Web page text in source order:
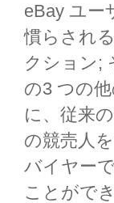
eBay ユー
慣らされ
クション;
の3 つの
に、従来
の競売人
バイヤー
ことがで